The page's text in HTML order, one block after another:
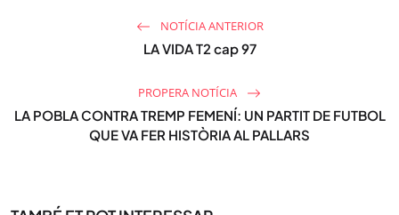
NOTÍCIA ANTERIOR
LA VIDA T2 cap 97
PROPERA NOTÍCIA
LA POBLA CONTRA TREMP FEMENÍ: UN PARTIT DE FUTBOL
QUE VA FER HISTÒRIA AL PALLARS